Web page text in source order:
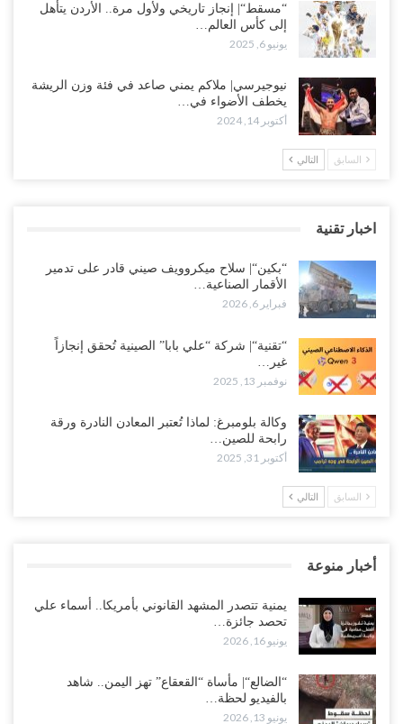
“مسقط“| إنجاز تاريخي ولأول مرة.. الأردن يتأهل
إلى كأس العالم…
يونيو 6, 2025
نيوجيرسي| ملاكم يمني صاعد في فئة وزن الريشة
يخطف الأضواء في…
أكتوبر 14, 2024
السابق التالي
اخبار تقنية
“بكين“| سلاح ميكروويف صيني قادر على تدمير
الأقمار الصناعية…
فبراير 6, 2026
“تقنية“| شركة “علي بابا” الصينية تُحقق إنجازاً
غير…
نوفمبر 13, 2025
وكالة بلومبرغ: لماذا تُعتبر المعادن النادرة ورقة
رابحة للصين…
أكتوبر 31, 2025
السابق التالي
أخبار منوعة
يمنية تتصدر المشهد القانوني بأمريكا.. أسماء علي
تحصد جائزة…
يونيو 16, 2026
“الضالع“| مأساة “القعقاع” تهز اليمن.. شاهد
بالفيديو لحظة…
يونيو 13, 2026